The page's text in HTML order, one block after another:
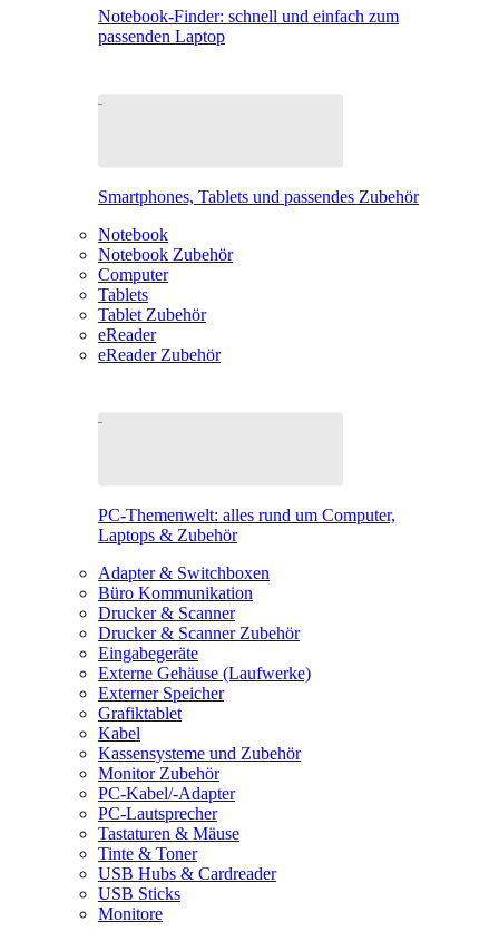
Notebook-Finder: schnell und einfach zum
passenden Laptop
Smartphones, Tablets und passendes Zubehör
Notebook
Notebook Zubehör
Computer
Tablets
Tablet Zubehör
eReader
eReader Zubehör
PC-Themenwelt: alles rund um Computer,
Laptops & Zubehör
Adapter & Switchboxen
Büro Kommunikation
Drucker & Scanner
Drucker & Scanner Zubehör
Eingabegeräte
Externe Gehäuse (Laufwerke)
Externer Speicher
Grafiktablet
Kabel
Kassensysteme und Zubehör
Monitor Zubehör
PC-Kabel/-Adapter
PC-Lautsprecher
Tastaturen & Mäuse
Tinte & Toner
USB Hubs & Cardreader
USB Sticks
Monitore